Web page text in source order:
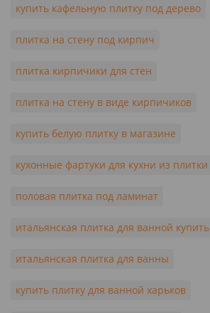
купить кафельную плитку под дерево
плитка на стену под кирпич
плитка кирпичики для стен
плитка на стену в виде кирпичиков
купить белую плитку в магазине
кухонные фартуки для кухни из плитки
половая плитка под ламинат
итальянская плитка для ванной купить
итальянская плитка для ванны
купить плитку для ванной харьков